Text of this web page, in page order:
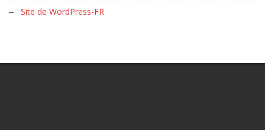
Site de WordPress-FR